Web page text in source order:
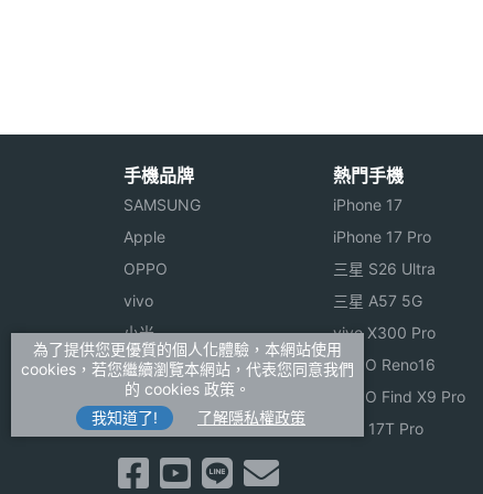
EZRead Touch 功能特色
◎ 支援 3.5mm 耳機插孔
◎ 6 吋 EPD 電容式多點觸控螢幕
◎ 採用 Linux 2.6.28 作業系統
◎ 內建 Freescale iMX508, 800MHz 單
機身寬度 114.1 mm(公厘)
機身厚度 10 mm(公厘)
機身重量 215 g(公克)
傳輸埠 USB
機身顏色 灰
機身設計 3.5 mm 耳機孔, 直立式
操作介面
手機品牌
SAMSUNG
Apple
OPPO
vivo
小米
ASUS
Sony
realme
熱門手機
iPhone 17
iPhone 17 Pro
三星 S26 Ultra
三星 A57 5G
vivo X300 Pro
OPPO Reno16
OPPO Find X9 Pro
小米 17T Pro
為了提供您更優質的個人化體驗，本網站使用
cookies，若您繼續瀏覽本網站，代表您同意我們
的 cookies 政策。
我知道了!
了解隱私權政策